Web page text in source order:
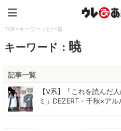
TOP>キーワード別一覧
キーワード： 暁
記事一覧
【V系】「これを読んだ
ミ」DEZERT・千秋×ア